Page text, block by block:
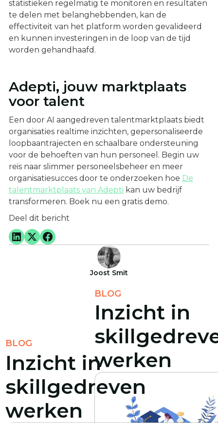
statistieken regelmatig te monitoren en resultaten
te delen met belanghebbenden, kan de
effectiviteit van het platform worden gevalideerd
en kunnen investeringen in de loop van de tijd
worden gehandhaafd.
Adepti, jouw marktplaats
voor talent
Een door AI aangedreven talentmarktplaats biedt
organisaties realtime inzichten, gepersonaliseerde
loopbaantrajecten en schaalbare ondersteuning
voor de behoeften van hun personeel. Begin uw
reis naar slimmer personeelsbeheer en meer
organisatiesucces door te onderzoeken hoe De
talentmarktplaats van Adepti kan uw bedrijf
transformeren. Boek nu een gratis demo.
Deel dit bericht
Joost Smit
BLOG
Inzicht in
skillgedreven
werken
BLOG
Inzicht in
werken